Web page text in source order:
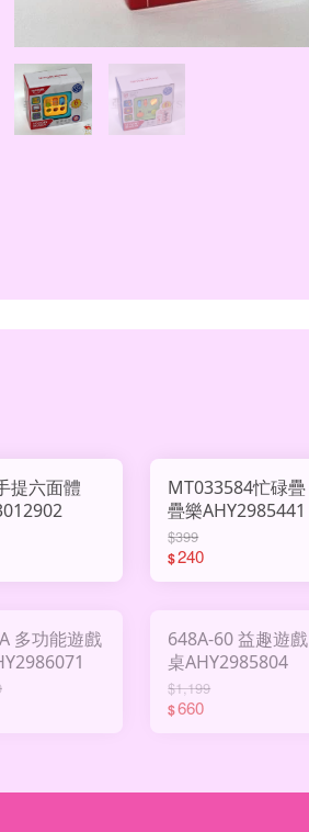
提六面體
MT033584忙碌疊
疊樂AHY2985441
$399
$240
多功能遊戲
648A-60 益趣遊戲
桌AHY2985804
$1,199
$660